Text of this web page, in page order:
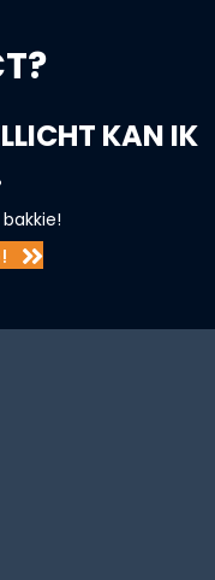
KAN IK